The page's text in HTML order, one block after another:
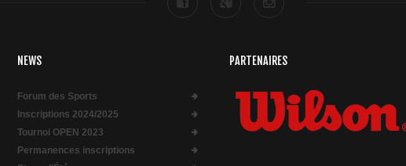
NEWS
Forum des Sports
Inscriptions 2024/2025
Tournoi OPEN 2023
Permanences inscriptions
PARTENAIRES